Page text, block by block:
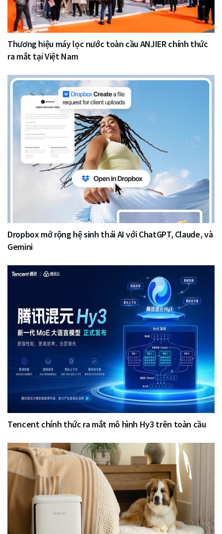
Thương hiệu máy lọc nước toàn cầu ANJIER chính thức
ra mắt tại Việt Nam
Dropbox mở rộng hệ sinh thái AI với ChatGPT, Claude, và
Gemini
Tencent chính thức ra mắt mô hình Hy3 trên toàn cầu